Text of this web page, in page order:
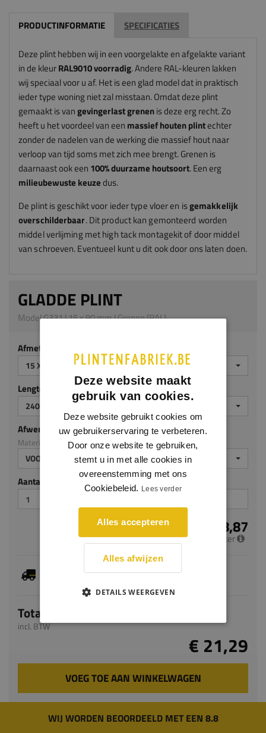
PRODUCTINFORMATIE SPECIFICATIES
Deze plint hebben wij in een voorgelakte en afgelakte variant
in de kleurRAL9010 voorradig. Andere RAL-kleuren lakken
wij speciaal voor u af. Het is een glad model dat in praktisch
ieder type woning niet zal misstaan. Omdat deze plint
gemaakt is vangevingerlast grenenis deze erg recht. Zo
heeft u het voordeel van een massief houtenplintechter
zonder de nadelen van de werking die massief hout naar
verloop van tijd soms met zich mee brengt. Grenen is
daarnaast ook een 100% duurzame houtsoort. Een erg
milieubewuste keuzedus.
De plint is geschikt voor ieder type vloer en isgemakkelijk
overschilderbaar. Dit product kan gemonteerd worden
middel verlijming met high tack montagekit of door middel
van schroeven. Eventueel kunt u dit ook door ons laten doen.
GLADDE PLINT
Model G331 | 15 x 90 mm | Grenen (RAL)
Afmeting
15 X 90 MM
Lengte (mm)
2400 MM
Afwerking
Materiaal: Grenen (RAL)
VOORGELAKT RAL9010
Aantal stuks
€ 8,87
per meter
Dit artikel is voorradig, de verwachte levertijd
Totaal
incl. BTW
€ 21,29
VOEG TOE AAN WINKELWAGEN
WIJ WORDEN BEOORDEELD MET EEN 8.8
Deze website maakt
gebruik van cookies.
Deze website gebruikt cookies om
uw gebruikerservaring te verbeteren.
Door onze website te gebruiken,
stemt u in met alle cookies in
overeenstemming met ons
Cookiebeleid. Lees verder
Alles accepteren
Alles afwijzen
DETAILS WEERGEVEN